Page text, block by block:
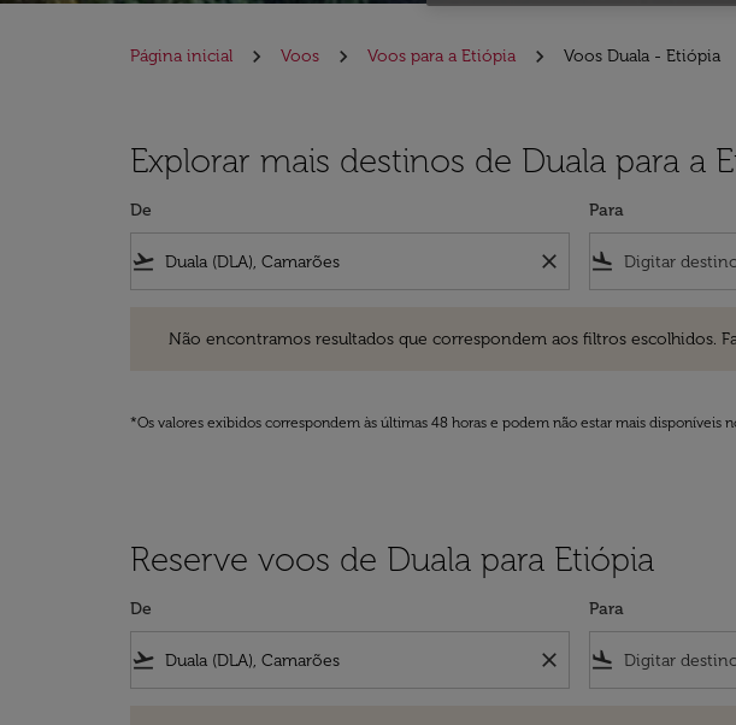
Página inicial Voos Voos para a Etiópia Voos Duala - Etiópia
Explorar mais destinos de Duala para a
De
flight_takeoff close
Para
flight_land
Não encontramos resultados que correspondem aos filtros escolhidos.
*Os valores exibidos correspondem às últimas 48 horas e podem não estar mais disponíveis
Reserve voos de Duala para Etiópia
De
flight_takeoff close
Para
flight_land